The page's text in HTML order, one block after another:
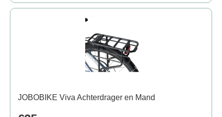
JOBOBIKE Viva Achterdrager en Mand